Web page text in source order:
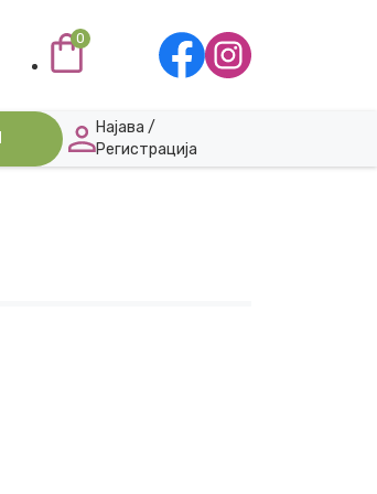
0
Најава /
Регистрација